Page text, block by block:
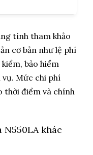
tính tham khảo
cơ bản như lệ phí
bảo hiểm
Mức chi phí
thời điểm và chính
N550LA khác